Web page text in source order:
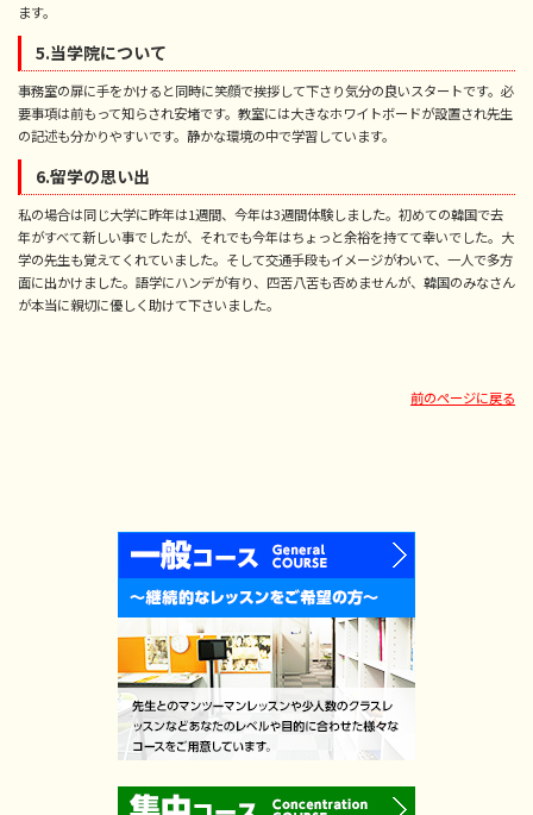
ます。
5.当学院について
事務室の扉に手をかけると同時に笑顔で挨拶して下さり気分の良いスタートです。必
要事項は前もって知らされ安堵です。教室には大きなホワイトボードが設置され先生
の記述も分かりやすいです。静かな環境の中で学習しています。
6.留学の思い出
私の場合は同じ大学に昨年は1週間、今年は3週間体験しました。初めての韓国で去
年がすべて新しい事でしたが、それでも今年はちょっと余裕を持てて幸いでした。大
学の先生も覚えてくれていました。そして交通手段もイメージがわいて、一人で多方
面に出かけました。語学にハンデが有り、四苦八苦も否めませんが、韓国のみなさん
が本当に親切に優しく助けて下さいました。
前のページに戻る